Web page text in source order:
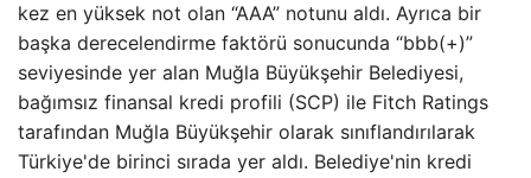
kez en yüksek not olan “AAA” notunu aldı. Ayrıca bir
başka derecelendirme faktörü sonucunda “bbb(+)”
seviyesinde yer alan Muğla Büyükşehir Belediyesi,
bağımsız finansal kredi profili (SCP) ile Fitch Ratings
tarafından Muğla Büyükşehir olarak sınıflandırılarak
Türkiye'de birinci sırada yer aldı. Belediye'nin kredi